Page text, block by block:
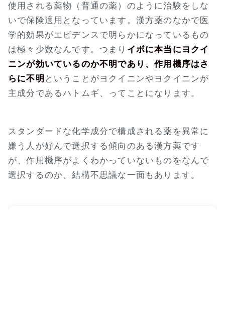
使用される薬物（普通の薬）のように治験をしな
いで保険適用となっています。漢方薬のなかで医
学的効果がエビデンスで明らかになっているもの
は極々少数なんです。つまり イボに本当にヨクイ
ニンが効いているのか不明であり、作用機序はさ
らに不明 ということがヨクイニンやヨクイニンが
主成分であるハトムギ、ってことになります。
スタンダードな化学成分で構成される薬を異常に
嫌う人が好んで選択する傾向のある漢方薬です
が、作用機序がよくわかっていないものをなんで
選択するのか、結構不思議な一面もあります。